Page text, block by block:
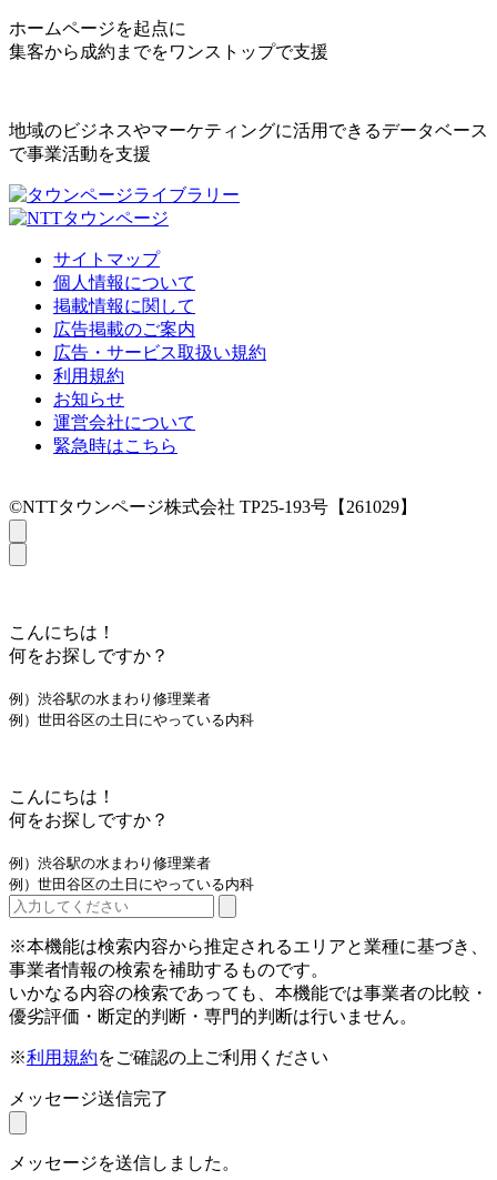
ホームページを起点に
集客から成約までをワンストップで支援
地域のビジネスやマーケティングに活用できるデータベース
で事業活動を支援
サイトマップ
個人情報について
掲載情報に関して
広告掲載のご案内
広告・サービス取扱い規約
利用規約
お知らせ
運営会社について
緊急時はこちら
©NTTタウンページ株式会社 TP25-193号【261029】
こんにちは！
何をお探しですか？
例）渋谷駅の水まわり修理業者
例）世田谷区の土日にやっている内科
こんにちは！
何をお探しですか？
例）渋谷駅の水まわり修理業者
例）世田谷区の土日にやっている内科
※本機能は検索内容から推定されるエリアと業種に基づき、
事業者情報の検索を補助するものです。
いかなる内容の検索であっても、本機能では事業者の比較・
優劣評価・断定的判断・専門的判断は行いません。
※利用規約をご確認の上ご利用ください
メッセージ送信完了
メッセージを送信しました。